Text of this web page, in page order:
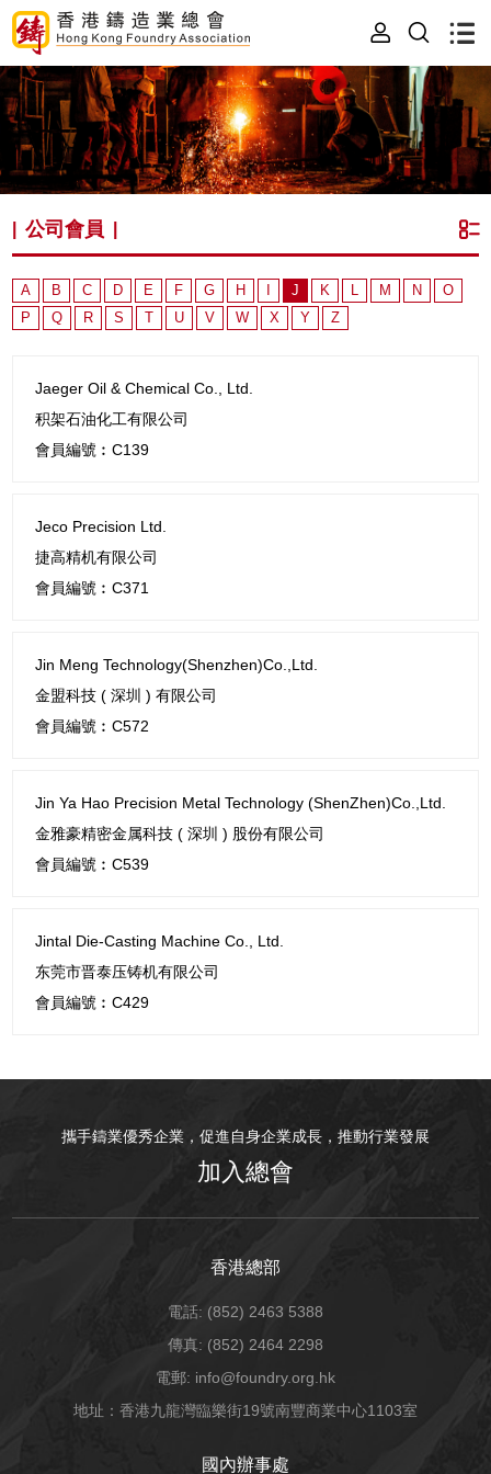
|公司會員
A B C D E F G H I J K L M N
O
P
Q R S T U V W X Y Z
Jaeger Oil & Chemical Co., Ltd.
积架石油化工有限公司
會員編號︰C139
Jeco Precision Ltd.
捷高精机有限公司
會員編號︰C371
Jin Meng Technology(Shenzhen)Co.,Ltd.
金盟科技 ( 深圳 ) 有限公司
會員編號︰C572
Jin Ya Hao Precision Metal Technology (ShenZhen)Co.,Ltd.
金雅豪精密金属科技 ( 深圳 ) 股份有限公司
會員編號︰C539
Jintal Die-Casting Machine Co., Ltd.
东莞市晋泰压铸机有限公司
會員編號︰C429
攜手鑄業優秀企業，促進自身企業成長，推動行業發展
加入總會
香港總部
電話: (852) 2463 5388
傳真: (852) 2464 2298
電郵: info@foundry.org.hk
地址：香港九龍灣臨樂街19號南豐商業中心1103室
國內辦事處